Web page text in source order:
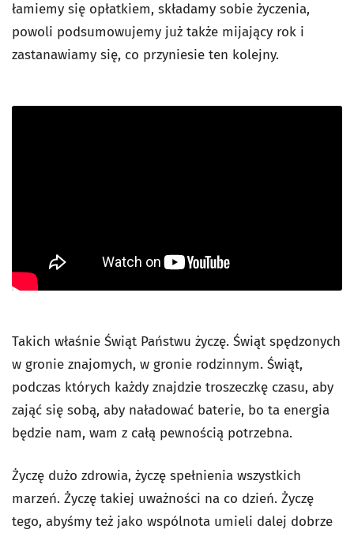
łamiemy się opłatkiem, składamy sobie życzenia,
powoli podsumowujemy już także mijający rok i
zastanawiamy się, co przyniesie ten kolejny.
Takich właśnie Świąt Państwu życzę. Świąt spędzonych
w gronie znajomych, w gronie rodzinnym. Świąt,
podczas których każdy znajdzie troszeczkę czasu, aby
zająć się sobą, aby naładować baterie, bo ta energia
będzie nam, wam z całą pewnością potrzebna.
Życzę dużo zdrowia, życzę spełnienia wszystkich
marzeń. Życzę takiej uważności na co dzień. Życzę
tego, abyśmy też jako wspólnota umieli dalej dobrze